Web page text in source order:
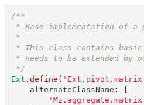
/**
* Base implementation of a
*
* This class contains
* needs to be extended
*/
Ext . define ( '
alternateClassName :
[
'